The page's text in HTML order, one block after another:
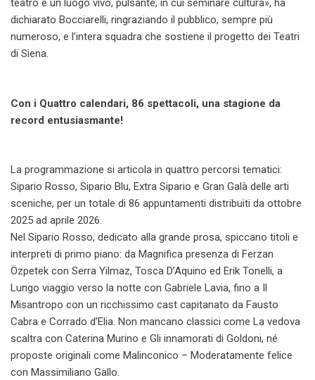
teatro è un luogo vivo, pulsante, in cui seminare cultura», ha
dichiarato Bocciarelli, ringraziando il pubblico, sempre più
numeroso, e l’intera squadra che sostiene il progetto dei Teatri
di Siena.
Con i Quattro calendari, 86 spettacoli, una stagione da
record entusiasmante!
La programmazione si articola in quattro percorsi tematici:
Sipario Rosso, Sipario Blu, Extra Sipario e Gran Galà delle arti
sceniche, per un totale di 86 appuntamenti distribuiti da ottobre
2025 ad aprile 2026.
Nel Sipario Rosso, dedicato alla grande prosa, spiccano titoli e
interpreti di primo piano: da Magnifica presenza di Ferzan
Özpetek con Serra Yilmaz, Tosca D’Aquino ed Erik Tonelli, a
Lungo viaggio verso la notte con Gabriele Lavia, fino a Il
Misantropo con un ricchissimo cast capitanato da Fausto
Cabra e Corrado d’Elia. Non mancano classici come La vedova
scaltra con Caterina Murino e Gli innamorati di Goldoni, né
proposte originali come Malinconico – Moderatamente felice
con Massimiliano Gallo.